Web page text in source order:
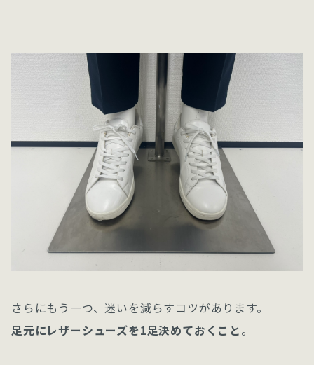
さらにもう一つ、迷いを減らすコツがあります。
足元にレザーシューズを1足決めておくこと。